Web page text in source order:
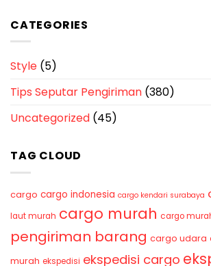
CATEGORIES
Style (5)
Tips Seputar Pengiriman (380)
Uncategorized (45)
TAG CLOUD
cargo cargo indonesia cargo kendari surabaya
laut murah cargo murah cargo
pengiriman barang cargo udara
murah ekspedisi ekspedisi cargo